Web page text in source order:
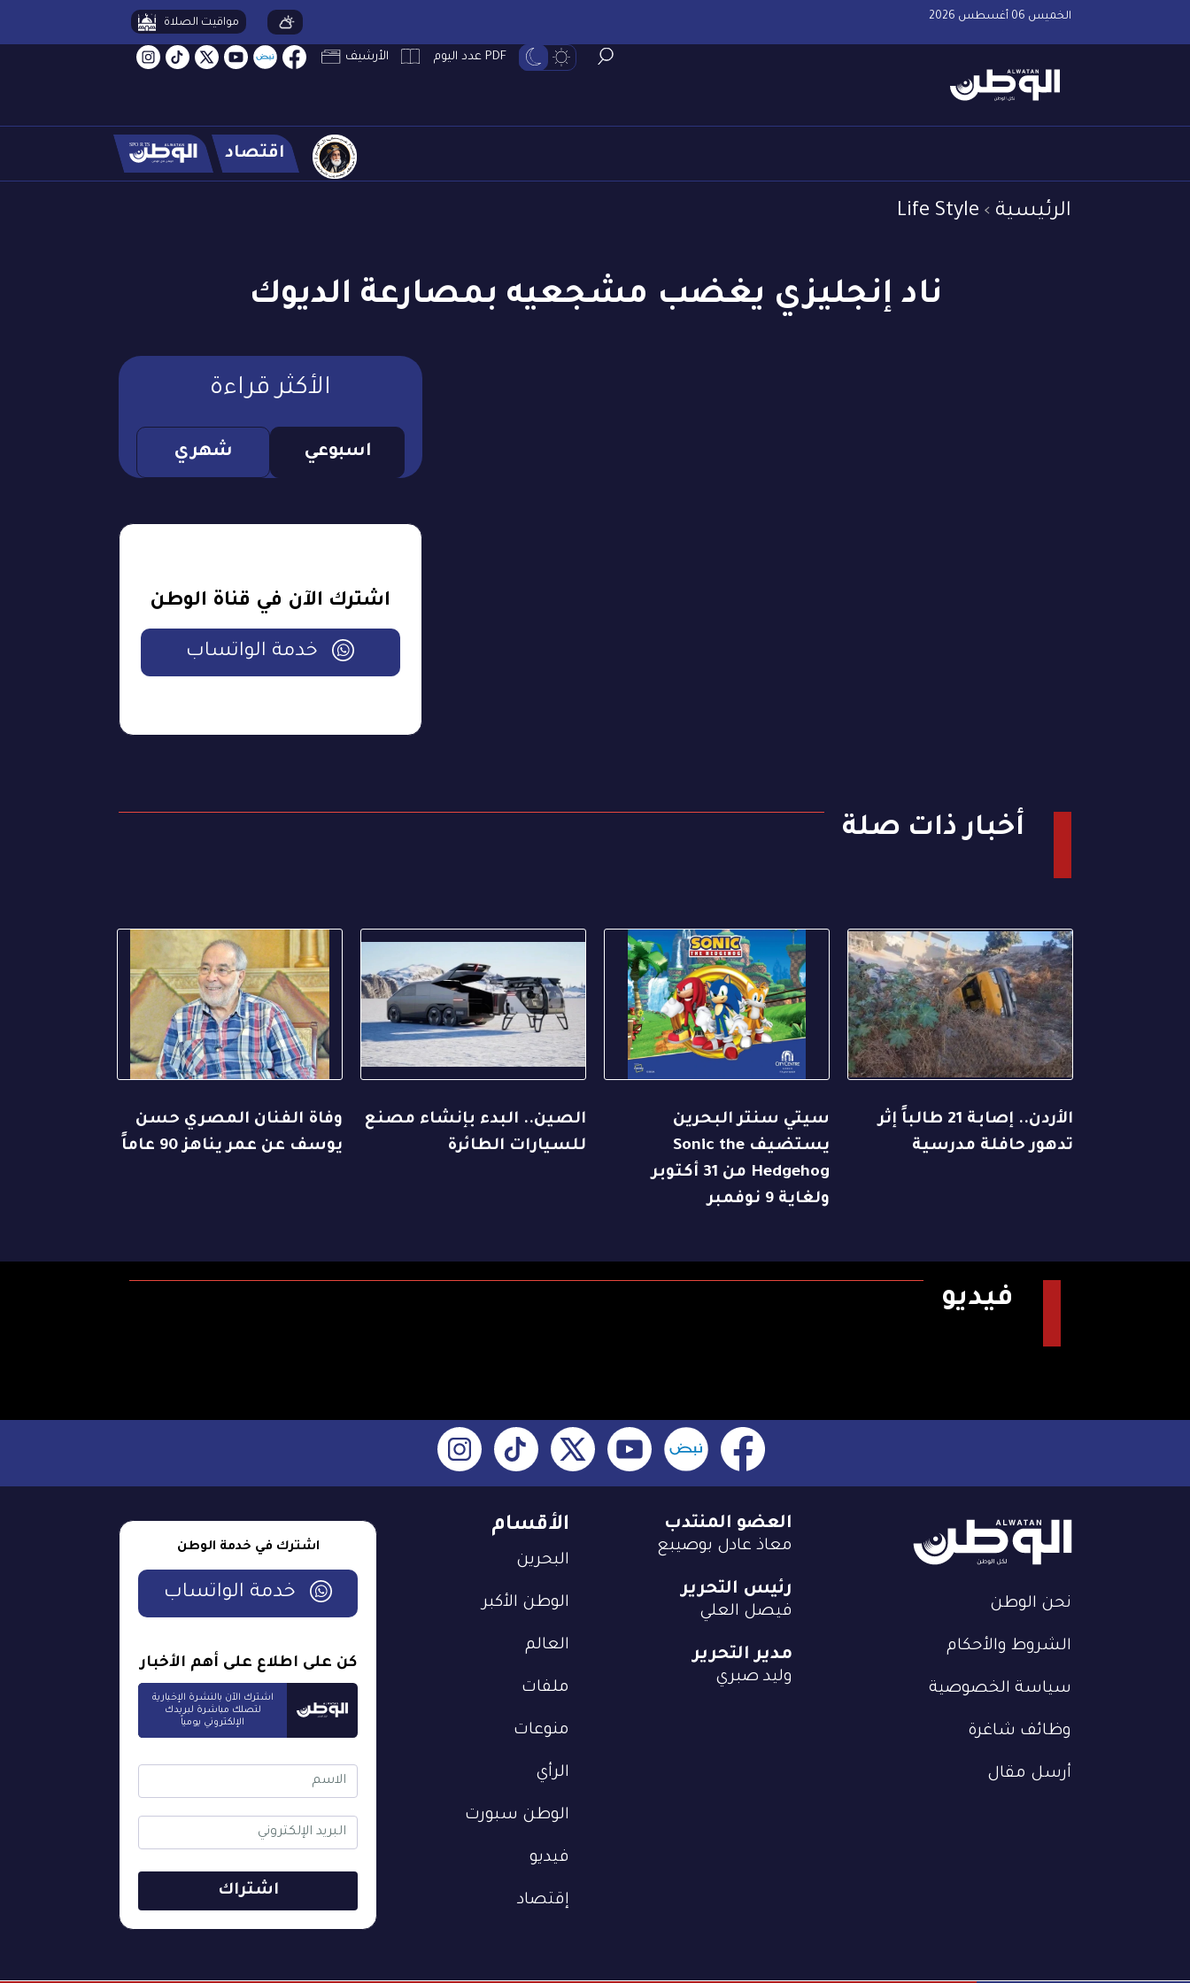
الخميس 06 أغسطس 2026 مواقيت الصلاة
PDF عدد اليوم الأرشيف
اقتصاد
الرئيسية Life Style
ناد إنجليزي يغضب مشجعيه بمصارعة الديوك
الأكثر قراءة
اسبوعي شهري
اشترك الآن في قناة الوطن
خدمة الواتساب
أخبار ذات صلة
الأردن.. إصابة 21 طالباً إثر
تدهور حافلة مدرسية
سيتي سنتر البحرين
يستضيف Sonic the
Hedgehog من 31 أكتوبر
ولغاية 9 نوفمبر
الصين.. البدء بإنشاء مصنع
للسيارات الطائرة
وفاة الفنان المصري حسن
يوسف عن عمر يناهز 90 عاماً
فيديو
نحن الوطن
الشروط والأحكام
سياسة الخصوصية
وظائف شاغرة
أرسل مقال
الأقسام
البحرين
الوطن الأكبر
العالم
ملفات
منوعات
الرأي
الوطن سبورت
فيديو
إقتصاد
العضو المنتدب
معاذ عادل بوصيبع
رئيس التحرير
فيصل العلي
مدير التحرير
وليد صبري
اشترك في خدمة الوطن
خدمة الواتساب
كن على اطلاع على أهم الأخبار
اشترك الآن بالنشرة الإخبارية
لتصلك مباشرة لبريدك
الإلكتروني يومياً
اشتراك